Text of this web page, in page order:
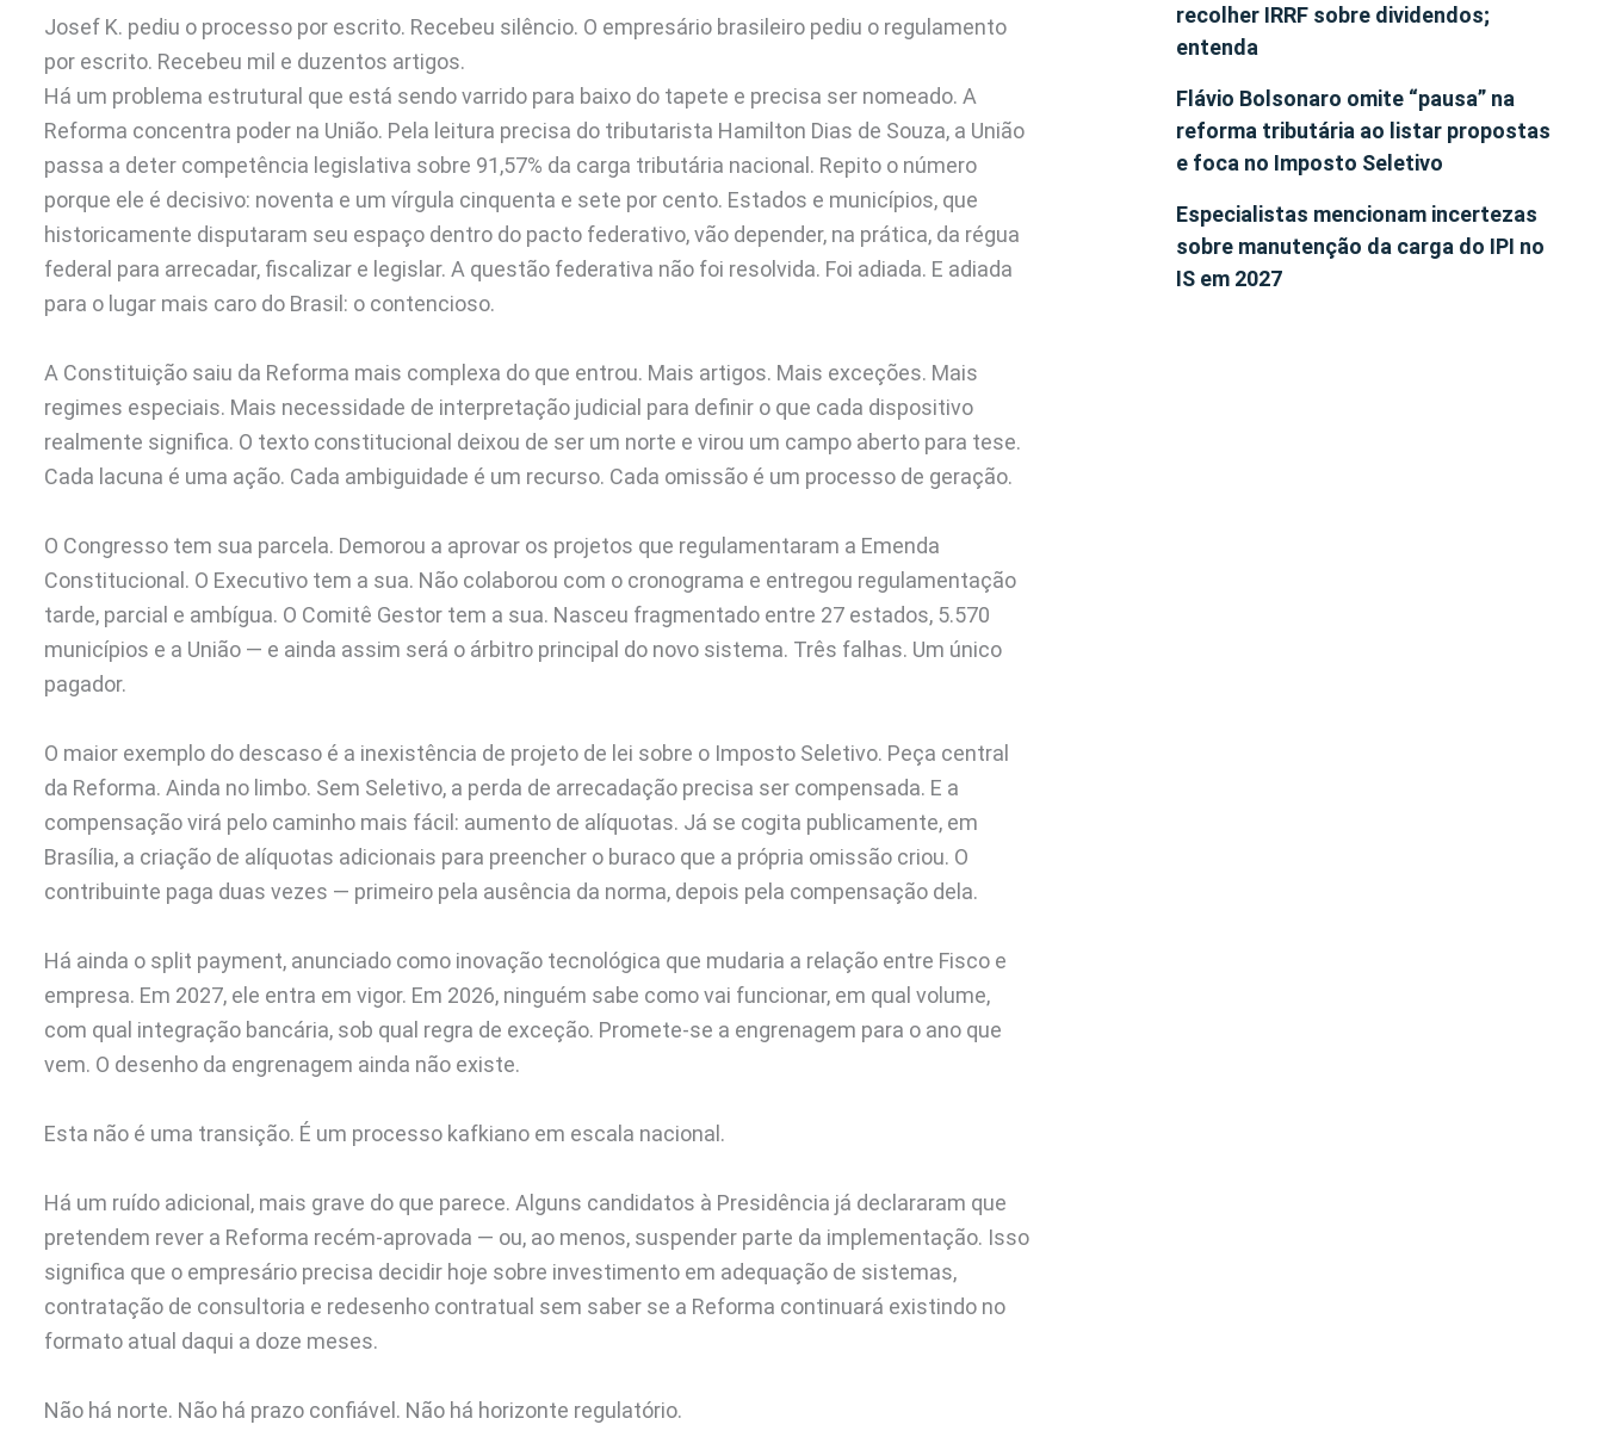
Josef K. pediu o processo por escrito. Recebeu silêncio. O empresário brasileiro pediu o regulamento
por escrito. Recebeu mil e duzentos artigos.
Há um problema estrutural que está sendo varrido para baixo do tapete e precisa ser nomeado. A
Reforma concentra poder na União. Pela leitura precisa do tributarista Hamilton Dias de Souza, a União
passa a deter competência legislativa sobre 91,57% da carga tributária nacional. Repito o número
porque ele é decisivo: noventa e um vírgula cinquenta e sete por cento. Estados e municípios, que
historicamente disputaram seu espaço dentro do pacto federativo, vão depender, na prática, da régua
federal para arrecadar, fiscalizar e legislar. A questão federativa não foi resolvida. Foi adiada. E adiada
para o lugar mais caro do Brasil: o contencioso.
A Constituição saiu da Reforma mais complexa do que entrou. Mais artigos. Mais exceções. Mais
regimes especiais. Mais necessidade de interpretação judicial para definir o que cada dispositivo
realmente significa. O texto constitucional deixou de ser um norte e virou um campo aberto para tese.
Cada lacuna é uma ação. Cada ambiguidade é um recurso. Cada omissão é um processo de geração.
O Congresso tem sua parcela. Demorou a aprovar os projetos que regulamentaram a Emenda
Constitucional. O Executivo tem a sua. Não colaborou com o cronograma e entregou regulamentação
tarde, parcial e ambígua. O Comitê Gestor tem a sua. Nasceu fragmentado entre 27 estados, 5.570
municípios e a União — e ainda assim será o árbitro principal do novo sistema. Três falhas. Um único
pagador.
O maior exemplo do descaso é a inexistência de projeto de lei sobre o Imposto Seletivo. Peça central
da Reforma. Ainda no limbo. Sem Seletivo, a perda de arrecadação precisa ser compensada. E a
compensação virá pelo caminho mais fácil: aumento de alíquotas. Já se cogita publicamente, em
Brasília, a criação de alíquotas adicionais para preencher o buraco que a própria omissão criou. O
contribuinte paga duas vezes — primeiro pela ausência da norma, depois pela compensação dela.
Há ainda o split payment, anunciado como inovação tecnológica que mudaria a relação entre Fisco e
empresa. Em 2027, ele entra em vigor. Em 2026, ninguém sabe como vai funcionar, em qual volume,
com qual integração bancária, sob qual regra de exceção. Promete-se a engrenagem para o ano que
vem. O desenho da engrenagem ainda não existe.
Esta não é uma transição. É um processo kafkiano em escala nacional.
Há um ruído adicional, mais grave do que parece. Alguns candidatos à Presidência já declararam que
pretendem rever a Reforma recém-aprovada — ou, ao menos, suspender parte da implementação. Isso
significa que o empresário precisa decidir hoje sobre investimento em adequação de sistemas,
contratação de consultoria e redesenho contratual sem saber se a Reforma continuará existindo no
formato atual daqui a doze meses.
Não há norte. Não há prazo confiável. Não há horizonte regulatório.
recolher IRRF sobre dividendos;
entenda
Flávio Bolsonaro omite “pausa” na
reforma tributária ao listar propostas
e foca no Imposto Seletivo
Especialistas mencionam incertezas
sobre manutenção da carga do IPI no
IS em 2027